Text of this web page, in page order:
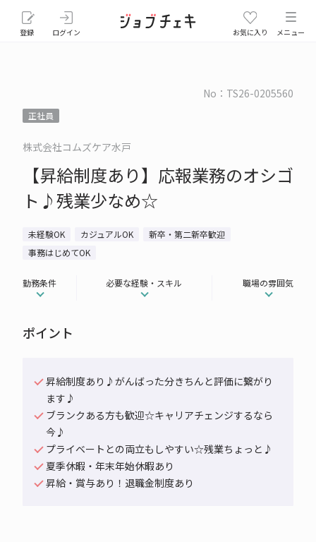
登録 ログイン お気に入り メニュー
No：TS26-0205560
正社員
株式会社コムズケア水戸
【昇給制度あり】応報業務のオシゴ
ト♪残業少なめ☆
未経験OK カジュアルOK
新卒・第二新卒歓迎
事務はじめてOK
勤務条件 必要な経験・スキル 職場の雰囲気
ポイント
昇給制度あり♪がんばった分きちんと評価に繋がり
ます♪
ブランクある方も歓迎☆キャリアチェンジするなら
今♪
プライベートとの両立もしやすい☆残業ちょっと♪
夏季休暇・年末年始休暇あり
昇給・賞与あり！退職金制度あり